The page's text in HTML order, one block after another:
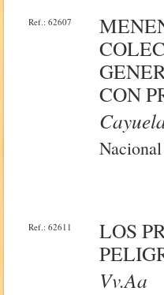
Ref.: 62607
CON
Ref.: 62611
LOS
Vv.aa